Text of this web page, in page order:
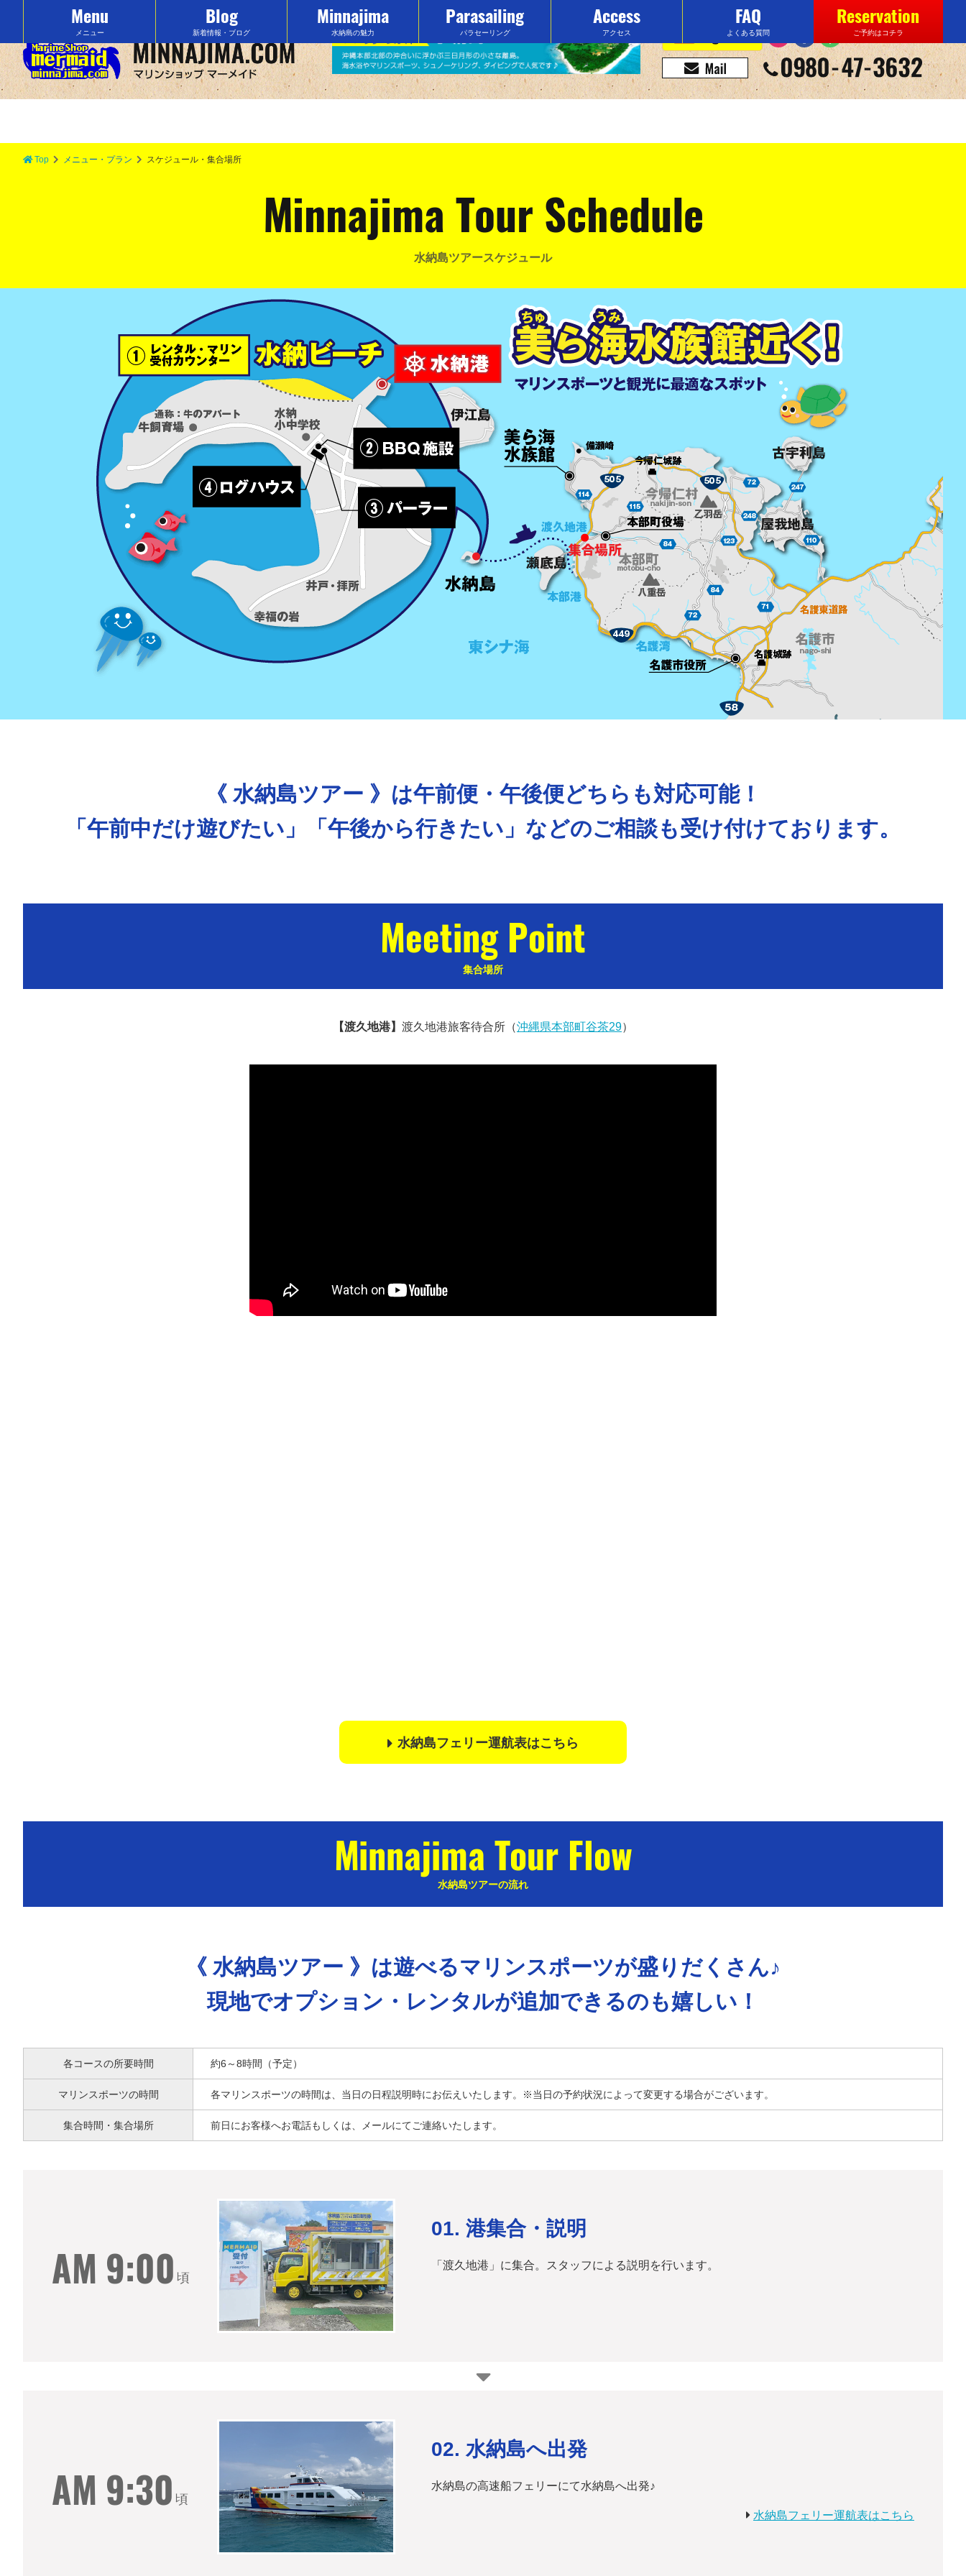
沖縄の水納島でマリンスポーツをするなら「マーメイド」で決まり！
Menu
メニュー
Blog
新着情報・ブログ
Minnajima
水納島の魅力
Parasailing
パラセーリング
Access
アクセス
FAQ
よくある質問
Reservation
ご予約はコチラ
Top メニュー・プラン スケジュール・集合場所
Minnajima Tour Schedule
水納島ツアースケジュール
《 水納島ツアー 》は午前便・午後便どちらも対応可能！
「午前中だけ遊びたい」「午後から行きたい」などのご相談も受け付けております。
Meeting Point
集合場所
【渡久地港】 渡久地港旅客待合所 （沖縄県本部町谷茶29）
水納島フェリー運航表はこちら
Minnajima Tour Flow
水納島ツアーの流れ
《 水納島ツアー 》は遊べるマリンスポーツが盛りだくさん♪
現地でオプション・レンタルが追加できるのも嬉しい！
各コースの所要時間 約6～8時間（予定）
マリンスポーツの時間 各マリンスポーツの時間は、当日の日程説明時にお伝えいたします。※当日の予約状況によって変更する場合がございます。
集合時間・集合場所 前日にお客様へお電話もしくは、メールにてご連絡いたします。
AM 9:00 頃
01. 港集合・説明
「渡久地港」に集合。スタッフによる説明を行います。
AM 9:30 頃
02. 水納島へ出発
水納島の高速船フェリーにて水納島へ出発♪
水納島フェリー運航表はこちら